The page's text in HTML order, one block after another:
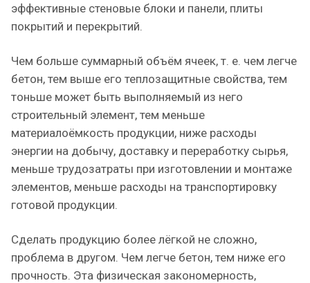
эффективные стеновые блоки и панели, плиты
покрытий и перекрытий.
Чем больше суммарный объём ячеек, т. е. чем легче
бетон, тем выше его теплозащитные свойства, тем
тоньше может быть выполняемый из него
строительный элемент, тем меньше
материалоёмкость продукции, ниже расходы
энергии на добычу, доставку и переработку сырья,
меньше трудозатраты при изготовлении и монтаже
элементов, меньше расходы на транспортировку
готовой продукции.
Сделать продукцию более лёгкой не сложно,
проблема в другом. Чем легче бетон, тем ниже его
прочность. Эта физическая закономерность,